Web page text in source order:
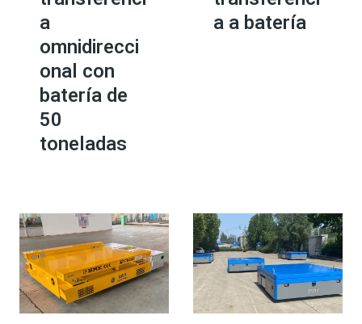
a
omnidirecci
onal con
batería de
50
toneladas
a a batería